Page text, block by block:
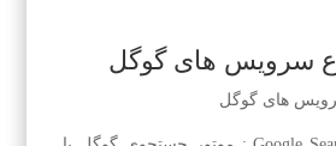
سرویس های گوگل